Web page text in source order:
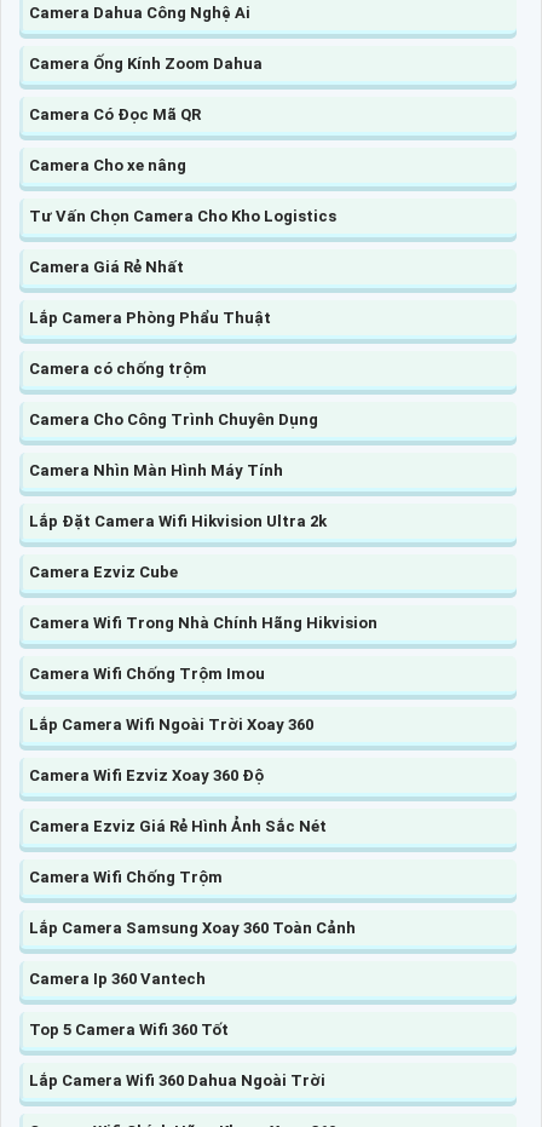
Camera Dahua Công Nghệ Ai
Camera Ống Kính Zoom Dahua
Camera Có Đọc Mã QR
Camera Cho xe nâng
Tư Vấn Chọn Camera Cho Kho Logistics
Camera Giá Rẻ Nhất
Lắp Camera Phòng Phẩu Thuật
Camera có chống trộm
Camera Cho Công Trình Chuyên Dụng
Camera Nhìn Màn Hình Máy Tính
Lắp Đặt Camera Wifi Hikvision Ultra 2k
Camera Ezviz Cube
Camera Wifi Trong Nhà Chính Hãng Hikvision
Camera Wifi Chống Trộm Imou
Lắp Camera Wifi Ngoài Trời Xoay 360
Camera Wifi Ezviz Xoay 360 Độ
Camera Ezviz Giá Rẻ Hình Ảnh Sắc Nét
Camera Wifi Chống Trộm
Lắp Camera Samsung Xoay 360 Toàn Cảnh
Camera Ip 360 Vantech
Top 5 Camera Wifi 360 Tốt
Lắp Camera Wifi 360 Dahua Ngoài Trời